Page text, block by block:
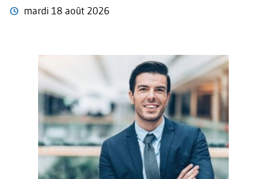
mardi 18 août 2026